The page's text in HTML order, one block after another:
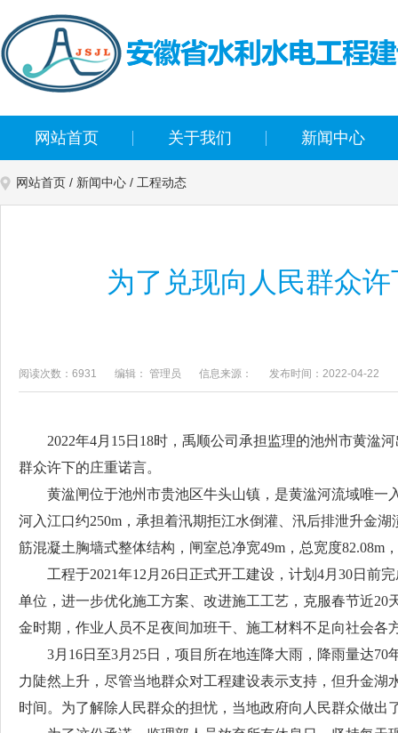
网站首页 关于我们 新闻中心
网站首页 / 新闻中心 / 工程动态
为了兑现向人民群众
阅读次数：6931 编辑： 管理员 信息来源： 发布时间：2022-04-22
2022年4月15日18时，禹顺公司承担监理的池州市黄湓
群众许下的庄重诺言。
黄湓闸位于池州市贵池区牛头山镇，是黄湓河流域唯一
河入江口约250m，承担着汛期拒江水倒灌、汛后排泄升金
筋混凝土胸墙式整体结构，闸室总净宽49m，总宽度82.08m
工程于2021年12月26日正式开工建设，计划4月30日
单位，进一步优化施工方案、改进施工工艺，克服春节近
金时期，作业人员不足夜间加班干、施工材料不足向社会
3月16日至3月25日，项目所在地连降大雨，降雨量达
力陡然上升，尽管当地群众对工程建设表示支持，但升金
时间。为了解除人民群众的担忧，当地政府向人民群众做出